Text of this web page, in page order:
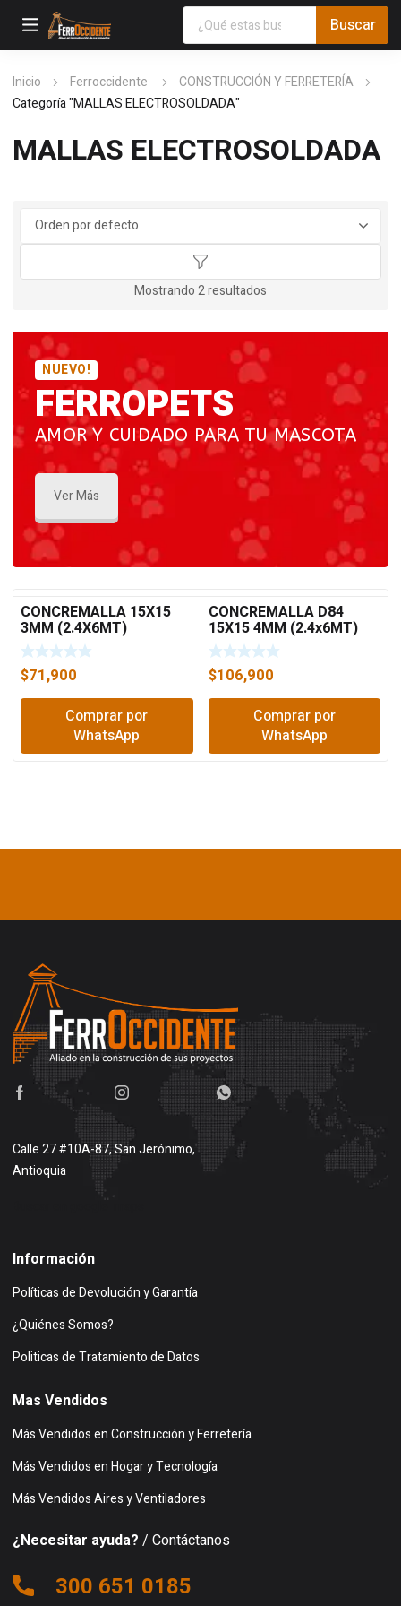
Inicio Ferroccidente
CONSTRUCCIÓN Y FERRETERÍA
Categoría "MALLAS ELECTROSOLDADA"
MALLAS ELECTROSOLDADA
Mostrando 2 resultados
NUEVO!
FERROPETS
AMOR Y CUIDADO PARA TU MASCOTA
Ver Más
CONCREMALLA 15X15
3MM (2.4X6MT)
$71,900
Comprar por
WhatsApp
CONCREMALLA D84
15X15 4MM (2.4x6MT)
$106,900
Comprar por
WhatsApp
Calle 27 #10A-87, San Jerónimo,
Antioquia
Buscar en google maps
Información
Políticas de Devolución y Garantía
¿Quiénes Somos?
Politicas de Tratamiento de Datos
Mas Vendidos
Más Vendidos en Construcción y Ferretería
Más Vendidos en Hogar y Tecnología
Más Vendidos Aires y Ventiladores
¿Necesitar ayuda? / Contáctanos
300 651 0185